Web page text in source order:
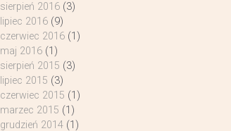
sierpień 2016(3)
lipiec 2016(9)
czerwiec 2016(1)
maj 2016(1)
sierpień 2015 (3)
lipiec 2015 (3)
czerwiec 2015 (1)
marzec 2015 (1)
grudzień 2014(1)